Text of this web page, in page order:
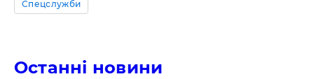
Спецслужби
Останні новини